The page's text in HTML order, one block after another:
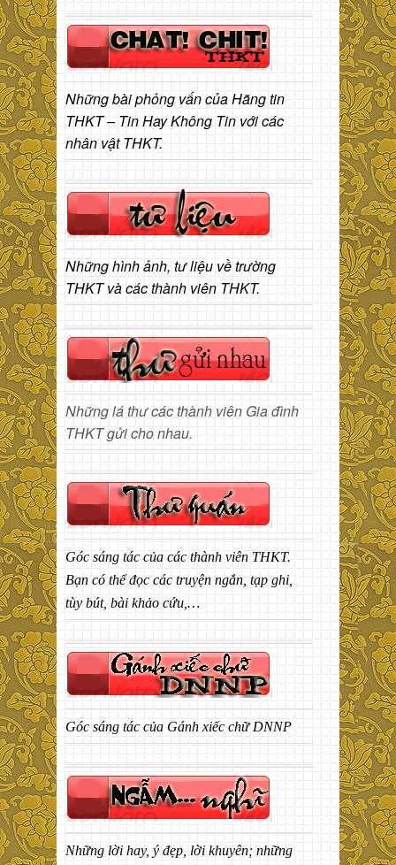
Những bài phỏng vấn của Hãng tin
THKT – Tin Hay Không Tin với các
nhân vật THKT.
Những hình ảnh, tư liệu về trường
THKT và các thành viên THKT.
Những lá thư các thành viên Gia đình
THKT gửi cho nhau.
Góc sáng tác của các thành viên THKT.
Bạn có thể đọc các truyện ngắn, tạp ghi,
tùy bút, bài khảo cứu,…
Góc sáng tác của Gánh xiếc chữ DNNP
Những lời hay, ý đẹp, lời khuyên; những